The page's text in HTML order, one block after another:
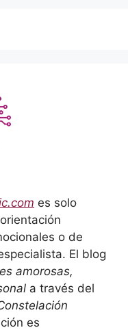
es solo
o de
El blog
amorosas,
a través del
es